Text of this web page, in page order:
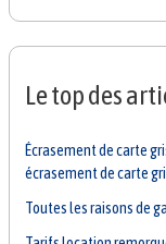
Le top des
Écrasement de carte
écrasement de carte
Toutes les raisons de